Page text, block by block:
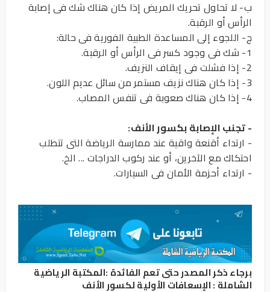
ب- لا تحاول تحريك المريض إذا كان هناك شك فى إصابة
الرأس أو الرقبة.
ج- اللجوء إلى المساعدة الطبية الفورية فى حالة:
1- شك فى وجود كسر فى الرأس أو الرقبة.
2- إذا فشلت فى إيقاف النزيف.
3- إذا كان هناك نزيف مستمر من سائل عديم اللون.
4- إذا كان هناك صعوبة فى تنفس المصاب.
- تجنب الإصابة بكسور الأنف:
- ارتداء أقنعة واقية عند ممارسة الرياضة التى تتطلب
احتكاك مع الآخرين، أو عند ركوب الدراجات ... الخ.
- ارتداء أحزمة الأمان فى السيارات.
برجاء ذكر المصدر حتى تعم الفائدة :المكتبة الرياضية
الشاملة :الإسعافات الأولية لكسور الأنف